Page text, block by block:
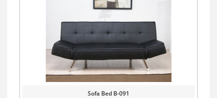
Sofa Bed B-091